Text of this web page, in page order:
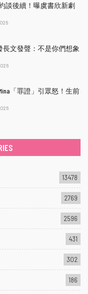
談後續！曝虞書欣新劇
長文發聲：不是你們想象
「罪證」引眾怒！生前
13478
2769
2596
431
302
186